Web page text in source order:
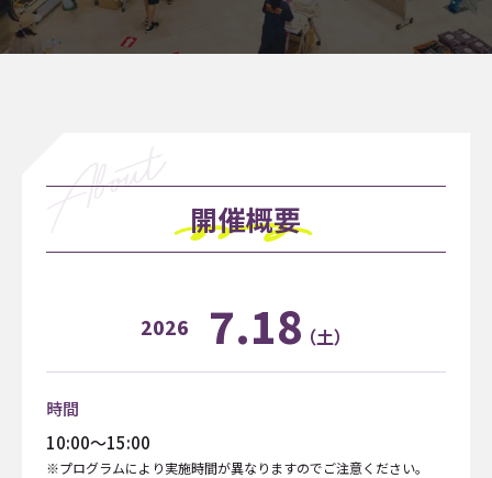
開催概要
2026 7.18（土）
時間
10:00〜15:00
※プログラムにより実施時間が異なりますのでご注意ください。